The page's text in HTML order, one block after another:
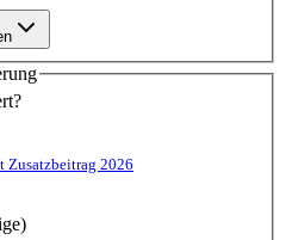
Zusatzbeitrag 2026